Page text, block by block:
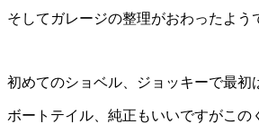
そしてガレージの整理がおわったよ
初めてのショベル、ジョッキーで最
ボートテイル、純正もいいですがこ